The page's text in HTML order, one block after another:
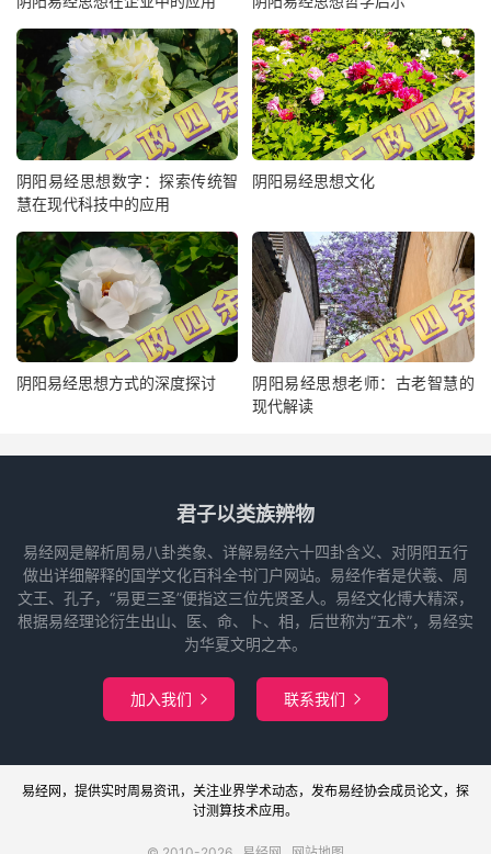
阴阳易经思想数字：探索传统智
慧在现代科技中的应用
阴阳易经思想文化
阴阳易经思想方式的深度探讨
阴阳易经思想老师：古老智慧的
现代解读
君子以类族辨物
易经网是解析周易八卦类象、详解易经六十四卦含义、对阴阳五行
做出详细解释的国学文化百科全书门户网站。易经作者是伏羲、周
文王、孔子，“易更三圣”便指这三位先贤圣人。易经文化博大精深，
根据易经理论衍生出山、医、命、卜、相，后世称为“五术”，易经实
为华夏文明之本。
加入我们  联系我们 
易经网 ，提供实时周易资讯，关注业界学术动态，发布易经协会成员论文，探
讨测算技术应用。